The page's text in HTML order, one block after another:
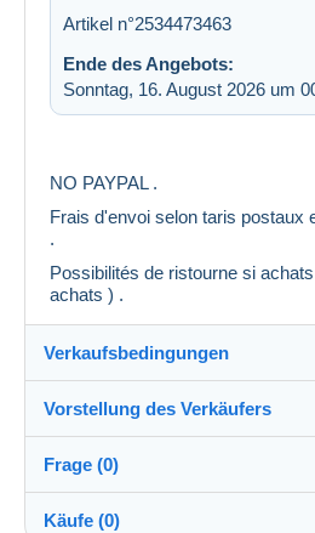
Artikel n°2534473463
Ende des Angebots:
Sonntag, 16. August 2026 um
NO PAYPAL .
Frais d'envoi selon taris postaux
.
Possibilités de ristourne si
achats ) .
Verkaufsbedingungen
Versand nach:
Die Liste der Länder einsehen
Versand:
Vorkasse
Vorstellung des Verkäufers
freewill99%
Frage (0)
Käufe (0)